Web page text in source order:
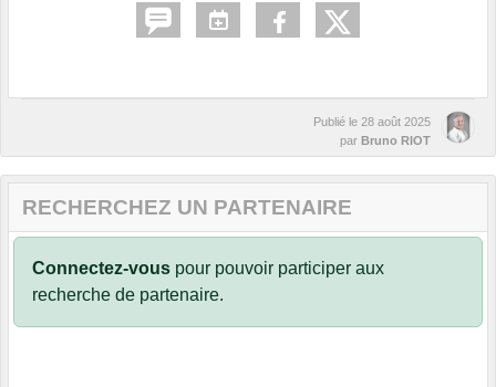
Publié le 28 août 2025
par Bruno RIOT
RECHERCHEZ UN PARTENAIRE
Connectez-vous pour pouvoir participer aux
recherche de partenaire.